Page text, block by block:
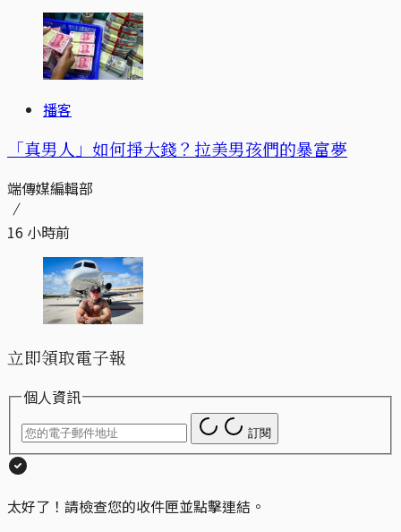
播客
「真男人」如何掙大錢？拉美男孩們的暴富夢
端傳媒編輯部
16 小時前
立即領取電子報
個人資訊
訂閱
太好了！請檢查您的收件匣並點擊連結。